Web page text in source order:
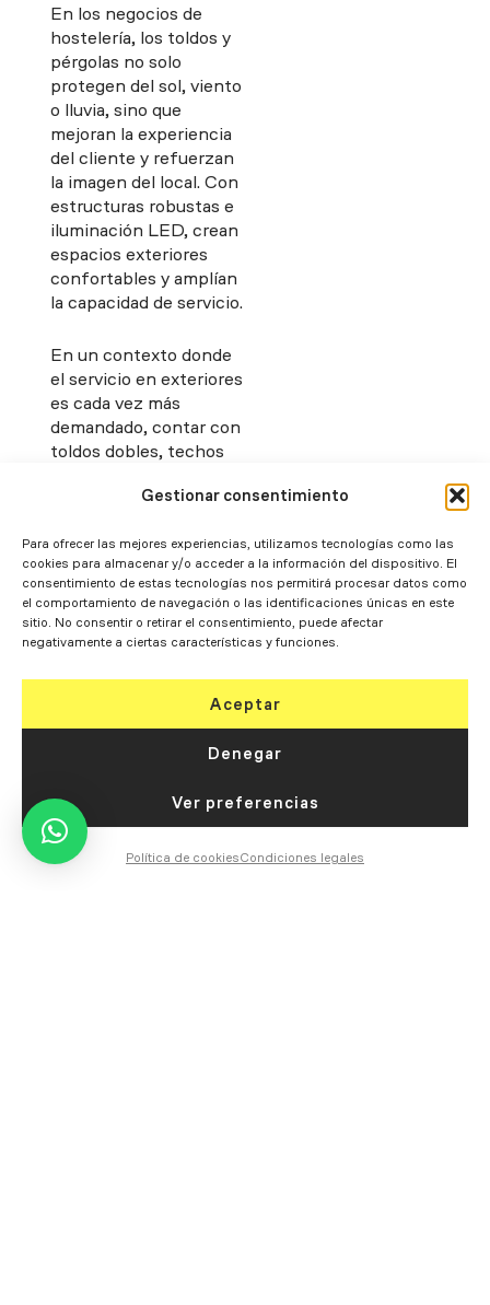
Gestionar consentimiento
Para ofrecer las mejores experiencias, utilizamos tecnologías como las
cookies para almacenar y/o acceder a la información del dispositivo. El
consentimiento de estas tecnologías nos permitirá procesar datos como
el comportamiento de navegación o las identificaciones únicas en este
sitio. No consentir o retirar el consentimiento, puede afectar
negativamente a ciertas características y funciones.
Aceptar
Denegar
Ver preferencias
Política de cookiesCondiciones legales
En los negocios de
hostelería, los toldos y
pérgolas no solo
protegen del sol, viento
o lluvia, sino que
mejoran la experiencia
del cliente y refuerzan
la imagen del local. Con
estructuras robustas e
iluminación LED, crean
espacios exteriores
confortables y amplían
la capacidad de servicio.
En un contexto donde
el servicio en exteriores
es cada vez más
demandado, contar con
toldos dobles, techos
pérgolas bioclimáticas y
supone una inversión
estratégica para ofrecer
confort y seguridad a
los clientes.
soluciones garantiza
necesidad, optimizando
negocios HORECA bajo
cualquier condición
ambiental.